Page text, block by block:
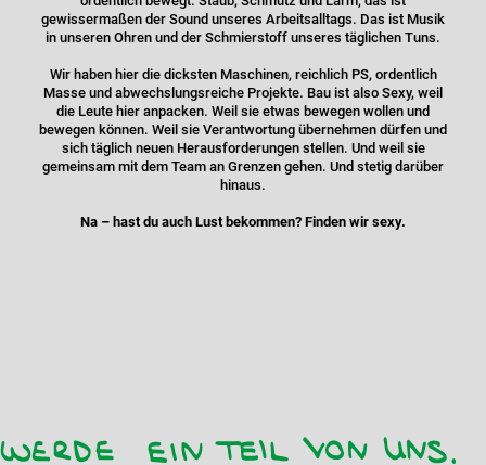
gewissermaßen der Sound unseres Arbeitsalltags. Das ist Musik
in unseren Ohren und der Schmierstoff unseres täglichen Tuns.
Wir haben hier die dicksten Maschinen, reichlich PS, ordentlich
Masse und abwechslungsreiche Projekte. Bau ist also Sexy, weil
die Leute hier anpacken. Weil sie etwas bewegen wollen und
bewegen können. Weil sie Verantwortung übernehmen dürfen und
sich täglich neuen Herausforderungen stellen. Und weil sie
gemeinsam mit dem Team an Grenzen gehen. Und stetig darüber
hinaus.
Na – hast du auch Lust bekommen? Finden wir sexy.